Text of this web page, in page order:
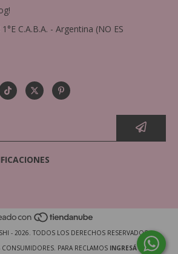
C.A.B.A. - Argentina (NO ES
- 2026. TODOS LOS DERECHOS RESERVADOS.
CONSUMIDORES. PARA RECLAMOS INGRESÁ ACÁ.